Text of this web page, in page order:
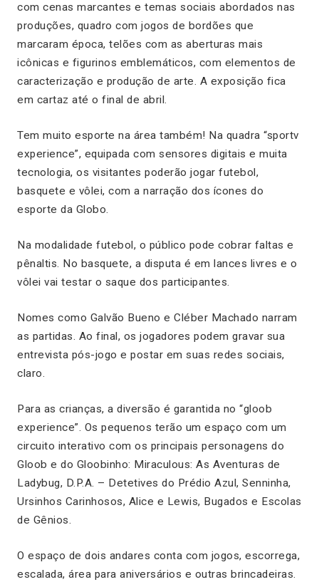
com cenas marcantes e temas sociais abordados nas
produções, quadro com jogos de bordões que
marcaram época, telões com as aberturas mais
icônicas e figurinos emblemáticos, com elementos de
caracterização e produção de arte. A exposição fica
em cartaz até o final de abril.
Tem muito esporte na área também! Na quadra “sportv
experience”, equipada com sensores digitais e muita
tecnologia, os visitantes poderão jogar futebol,
basquete e vôlei, com a narração dos ícones do
esporte da Globo.
Na modalidade futebol, o público pode cobrar faltas e
pênaltis. No basquete, a disputa é em lances livres e o
vôlei vai testar o saque dos participantes.
Nomes como Galvão Bueno e Cléber Machado narram
as partidas. Ao final, os jogadores podem gravar sua
entrevista pós-jogo e postar em suas redes sociais,
claro.
Para as crianças, a diversão é garantida no “gloob
experience”. Os pequenos terão um espaço com um
circuito interativo com os principais personagens do
Gloob e do Gloobinho: Miraculous: As Aventuras de
Ladybug, D.P.A. – Detetives do Prédio Azul, Senninha,
Ursinhos Carinhosos, Alice e Lewis, Bugados e Escolas
de Gênios.
O espaço de dois andares conta com jogos, escorrega,
escalada, área para aniversários e outras brincadeiras.